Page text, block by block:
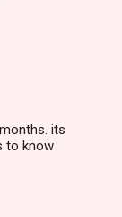
its
to know